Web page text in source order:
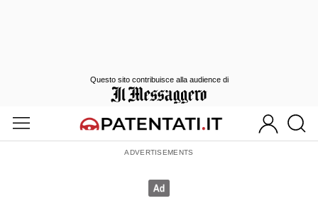
Questo sito contribuisce alla audience di